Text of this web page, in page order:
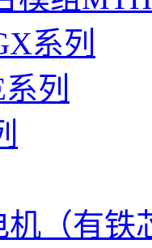
系列
列
（有铁